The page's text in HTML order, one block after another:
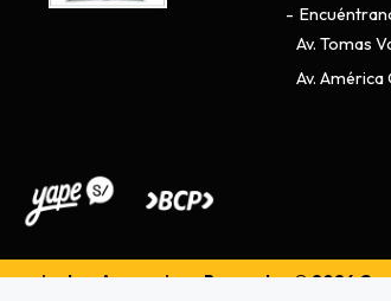
Av. Tomas
Av. América
Accesorios y Repuestos © 2026